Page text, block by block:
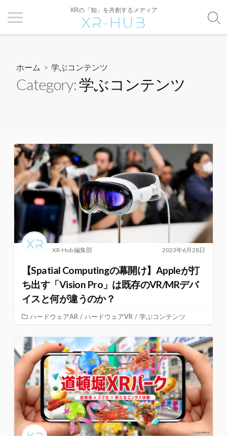
XRの「知」を共創するメディア
ホーム > 学ぶコンテンツ
Category:学ぶコンテンツ
2023年6月28日
XR-Hub 編集部
【Spatial Computingの幕開け】Appleが打
ち出す「Vision Pro」は既存のVR/MRデバ
イスと何が違うのか？
ハードウェアAR / ハードウェアVR / 学ぶコンテンツ